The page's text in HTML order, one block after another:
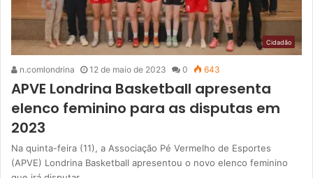
Cidadão
n.comlondrina 12 de maio de 2023 0 643
APVE Londrina Basketball apresenta
elenco feminino para as disputas em
2023
Na quinta-feira (11), a Associação Pé Vermelho de Esportes
(APVE) Londrina Basketball apresentou o novo elenco feminino